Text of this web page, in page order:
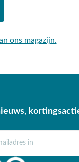
ons magazijn.